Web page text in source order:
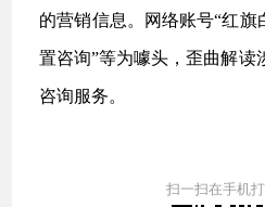
的营销信息。网络账号“红旗
置咨询”等为噱头，歪曲解读
咨询服务。
扫一扫在手机